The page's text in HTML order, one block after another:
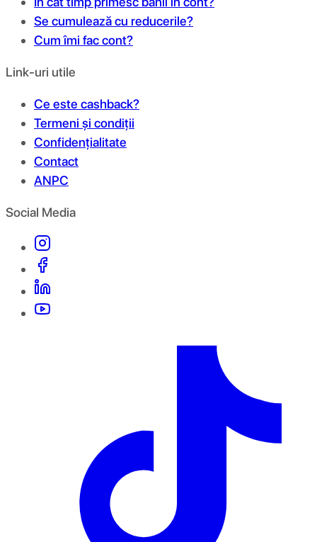
Se cumulează cu reducerile?
Cum îmi fac cont?
Link-uri utile
Ce este cashback?
Termeni și condiții
Confidențialitate
Contact
ANPC
Social Media